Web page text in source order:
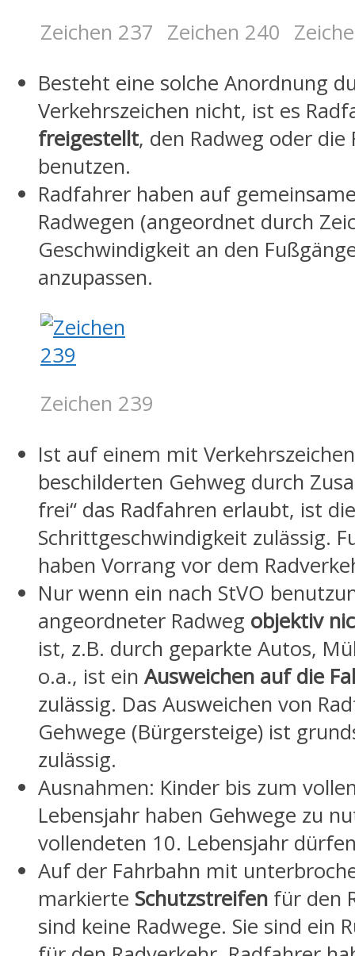
Zeichen 237 Zeichen 240
Besteht eine solche Anordnung
Verkehrszeichen nicht, ist es
freigestellt, den Radweg oder die
benutzen.
Radfahrer haben auf
Radwegen (angeordnet durch
Geschwindigkeit an den
anzupassen.
Zeichen 239
Ist auf einem mit
beschilderten Gehweg durch
frei“ das Radfahren erlaubt, ist
Schrittgeschwindigkeit zulässig.
haben Vorrang vor dem
Nur wenn ein nach StVO
angeordneter Radweg objektiv
ist, z.B. durch geparkte Autos,
o.a., ist ein Ausweichen auf die
zulässig. Das Ausweichen von
Gehwege (Bürgersteige) ist
zulässig.
Ausnahmen: Kinder bis zum
Lebensjahr haben Gehwege zu
vollendeten 10. Lebensjahr
Auf der Fahrbahn mit
markierte Schutzstreifen für den
sind keine Radwege. Sie sind ein